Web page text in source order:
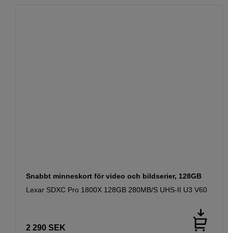
Snabbt minneskort för video och bildserier, 128GB
Lexar SDXC Pro 1800X 128GB 280MB/S UHS-II U3 V60
2 290 SEK